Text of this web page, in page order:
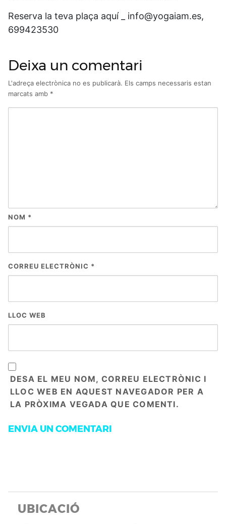
Reserva la teva plaça aquí _ info@yogaiam.es,
699423530
Deixa un comentari
L'adreça electrònica no es publicarà. Els camps necessaris estan
marcats amb *
NOM *
CORREU ELECTRÒNIC *
LLOC WEB
DESA EL MEU NOM, CORREU ELECTRÒNIC I
LLOC WEB EN AQUEST NAVEGADOR PER A
LA PRÒXIMA VEGADA QUE COMENTI.
UBICACIÓ